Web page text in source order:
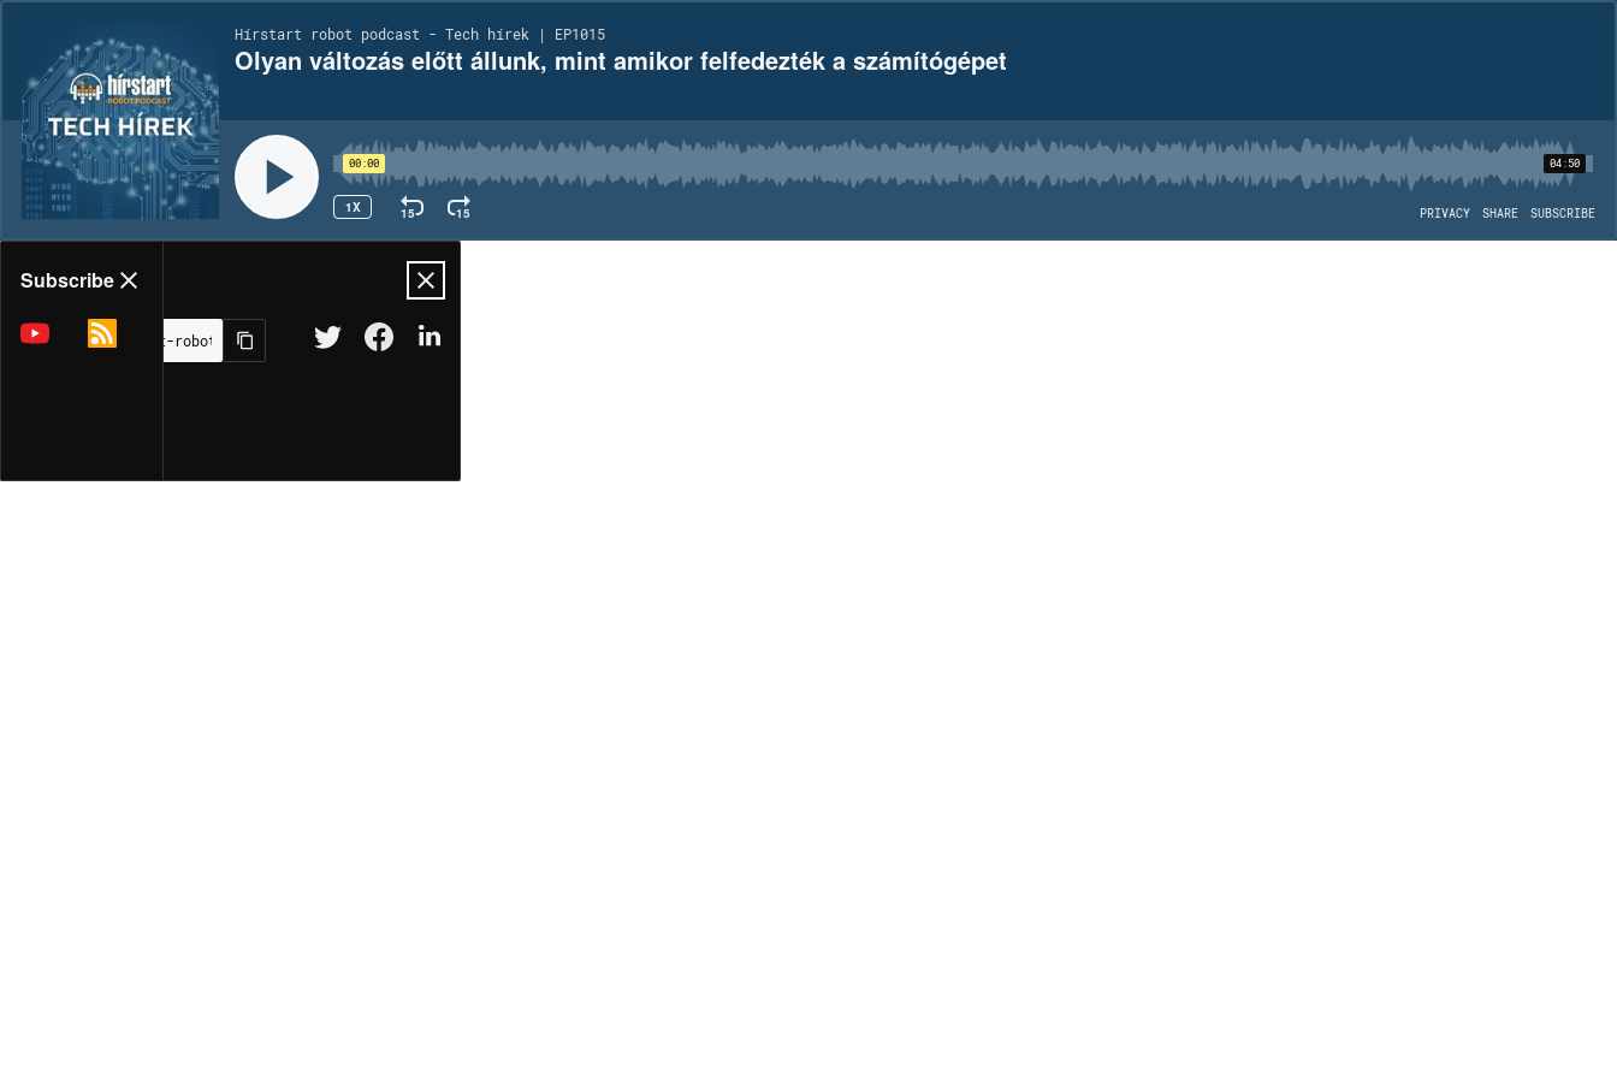
Hírstart robot podcast - Tech hírek | EP1015
Olyan változás előtt állunk, mint amikor felfedezték a számítógépet
00:00 04:50
1X 15 15 PRIVACY SHARE SUBSCRIBE
Share
Subscribe